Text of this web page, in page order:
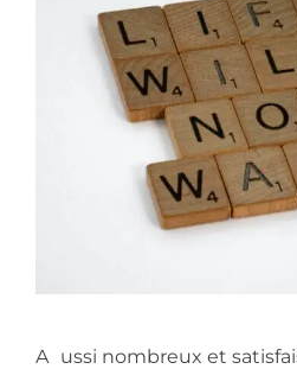
A ussi nombreux et